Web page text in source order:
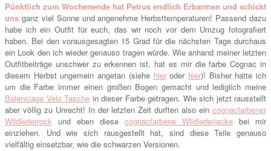
Pünktlich zum Wochenende hat Petrus endlich Erbarmen und schickt
uns ganz viel Sonne und angenehme Herbsttemperaturen! Passend dazu
habe ich ein Outfit für euch, das wir noch vor dem Umzug fotografiert
haben. Bei den vorausgesagten 15 Grad für die nächsten Tage durchaus
ein Look den ich wieder genauso tragen würde. Wie anhand meiner letzten
Outfitbeiträge unschwer zu erkennen ist, hat es mir die farbe Cognac in
diesem Herbst ungemein angetan (siehe hieroder hier)! Bisher hatte ich
um die Farbe immer einen großen Bogen gemacht und lediglich meine
Balenciaga Velo Tasche in dieser Farbe getragen. Wie sich jetzt rausstellt
aber völlig zu Unrecht! In der letzten Zeit durften also ein cognacfarbener
Wildlederrock und eben diese cognacfarbene Wildlederjacke bei mir
einziehen. Und wie sich rausgestellt hat, sind diese Teile genauso
vielfältig einsetzbar, wie die schwarzen Versionen.